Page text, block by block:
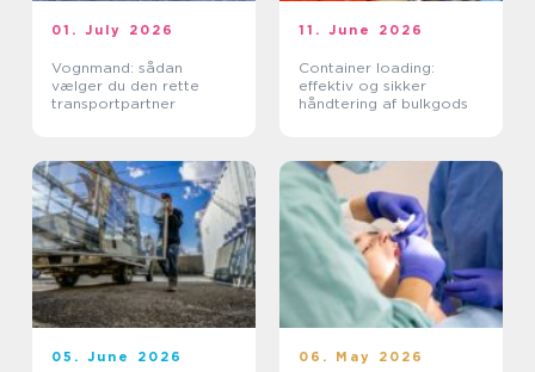
01. July 2026
Vognmand: sådan
vælger du den rette
transportpartner
11. June 2026
Container loading:
effektiv og sikker
håndtering af bulkgods
05. June 2026 06. May 2026